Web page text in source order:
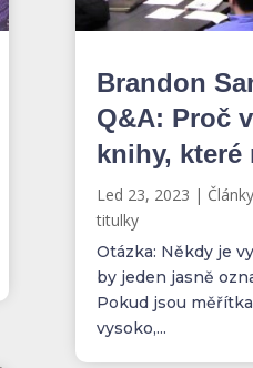
Brandon
Q&A: Proč
knihy, které
Led 23, 2023 |
titulky
Otázka: Někdy je
by jeden jasně
Pokud jsou
vysoko,...